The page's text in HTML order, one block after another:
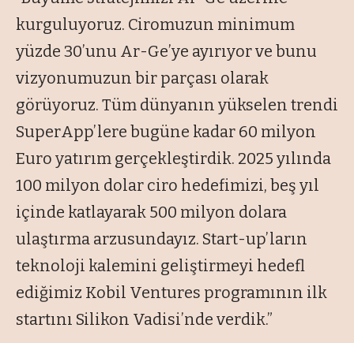
kurguluyoruz. Ciromuzun minimum
yüzde 30’unu Ar-Ge’ye ayırıyor ve bunu
vizyonumuzun bir parçası olarak
görüyoruz. Tüm dünyanın yükselen trendi
SuperApp’lere bugüne kadar 60 milyon
Euro yatırım gerçekleştirdik. 2025 yılında
100 milyon dolar ciro hedefimizi, beş yıl
içinde katlayarak 500 milyon dolara
ulaştırma arzusundayız. Start-up’ların
teknoloji kalemini geliştirmeyi hedefl
ediğimiz Kobil Ventures programının ilk
startını Silikon Vadisi’nde verdik.”